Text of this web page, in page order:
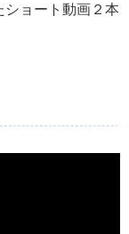
ョート動画２本